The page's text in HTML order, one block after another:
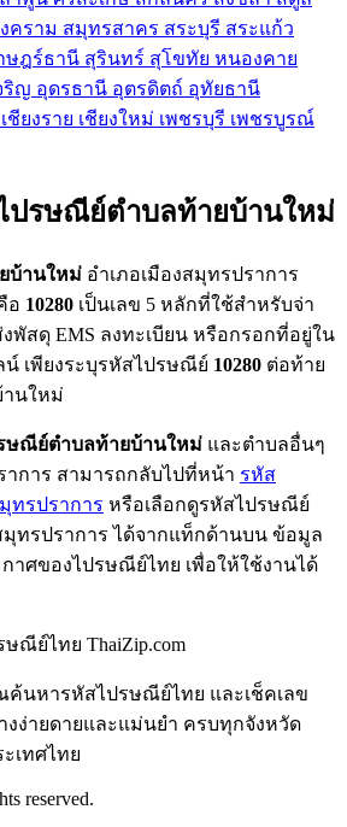
คราม สมุทรสาคร สระบุรี สระแก้ว
ษฎร์ธานี สุรินทร์ สุโขทัย หนองคาย
ริญ อุดรธานี อุตรดิตถ์ อุทัยธานี
เชียงราย เชียงใหม่ เพชรบุรี เพชรบูรณ์
ปรษณีย์ตำบลท้ายบ้านใหม่
บ้านใหม่ อำเภอเมืองสมุทรปราการ
อ 10280 เป็นเลข 5 หลักที่ใช้สำหรับจ่า
พัสดุ EMS ลงทะเบียน หรือกรอกที่อยู่ใน
เพียงระบุรหัสไปรษณีย์ 10280 ต่อท้าย
นใหม่
ษณีย์ตำบลท้ายบ้านใหม่ และตำบลอื่นๆ
าการ สามารถกลับไปที่หน้า รหัส
ทรปราการ หรือเลือกดูรหัสไปรษณีย์
มุทรปราการ ได้จากแท็กด้านบน ข้อมูล
าศของไปรษณีย์ไทย เพื่อให้ใช้งานได้
ThaiZip.com
ค้นหารหัสไปรษณีย์ไทย และเช็คเลข
ง่ายดายและแม่นยำ ครบทุกจังหวัด
เทศไทย
reserved.